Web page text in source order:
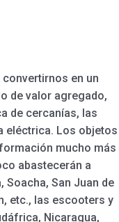
en un
de valor agregado,
de cercanías, las
eléctrica. Los objetos
mucho más
abastecerán a
Soacha, San Juan de
etc., las escooters y
Nicaragua,